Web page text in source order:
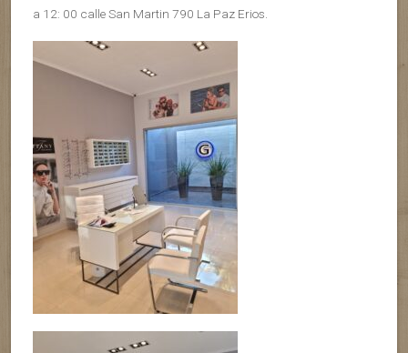
a 12: 00 calle San Martin 790 La Paz Erios.